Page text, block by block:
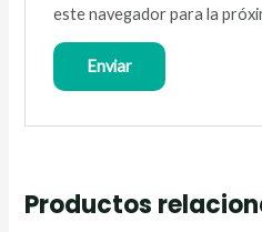
este navegador para la
Productos